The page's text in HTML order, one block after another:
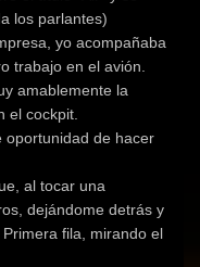
los parlantes)
yo acompañaba
trabajo en el avión.
amablemente la
el cockpit.
oportunidad de hacer
al tocar una
dejándome detrás y
fila, mirando el